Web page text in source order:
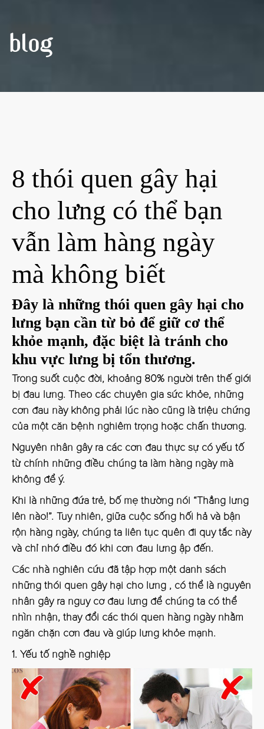
BLOG
8 thói quen gây hại
cho lưng có thể bạn
vẫn làm hàng ngày
mà không biết
Đây là những thói quen gây hại cho
lưng bạn cần từ bỏ để giữ cơ thể
khỏe mạnh, đặc biệt là tránh cho
khu vực lưng bị tổn thương.
Trong suốt cuộc đời, khoảng 80% người trên thế giới
bị đau lưng. Theo các chuyên gia sức khỏe, những
cơn đau này không phải lúc nào cũng là triệu chứng
của một căn bệnh nghiêm trọng hoặc chấn thương.
Nguyên nhân gây ra các cơn đau thực sự có yếu tố
từ chính những điều chúng ta làm hàng ngày mà
không để ý.
Khi là những đứa trẻ, bố mẹ thường nói “Thẳng lưng
lên nào!”. Tuy nhiên, giữa cuộc sống hối hả và bận
rộn hàng ngày, chúng ta liên tục quên đi quy tắc này
và chỉ nhớ điều đó khi cơn đau lưng ập đến.
Các nhà nghiên cứu đã tập hợp một danh sách
những thói quen gây hại cho lưng , có thể là nguyên
nhân gây ra nguy cơ đau lưng để chúng ta có thể
nhìn nhận, thay đổi các thói quen hàng ngày nhằm
ngăn chặn cơn đau và giúp lưng khỏe mạnh.
1. Yếu tố nghề nghiệp